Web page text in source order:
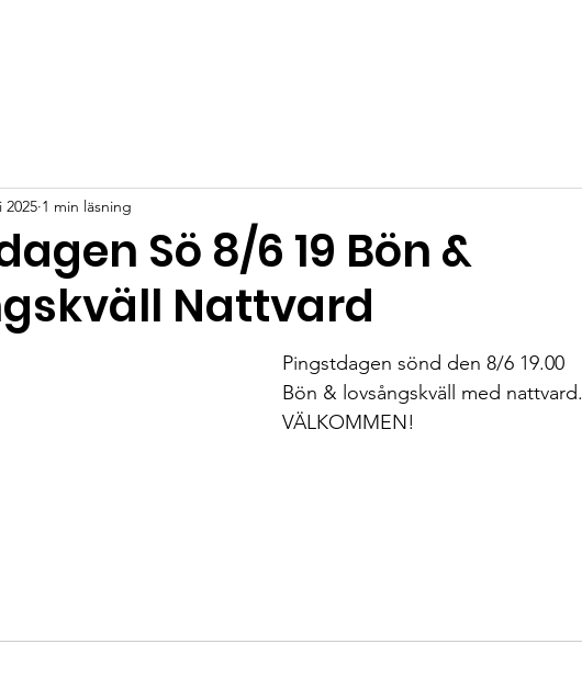
Sö 8/6 19 Bön &
Nattvard
2025 1 min läsning
Pingstdagen sönd den 8/6 19.00
Bön & lovsångskväll med nattvard.
VÄLKOMMEN!